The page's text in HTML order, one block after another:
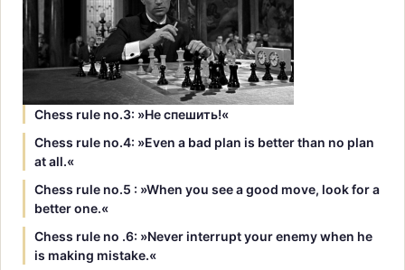
Chess rule no.3: »Hе спешить!«
Chess rule no.4: »Even a bad plan is better than no plan
at all.«
Chess rule no.5 : »When you see a good move, look for a
better one.«
Chess rule no .6: »Never interrupt your enemy when he
is making mistake.«